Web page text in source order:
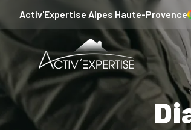
Activ'Expertise Alpes Haute-Provence